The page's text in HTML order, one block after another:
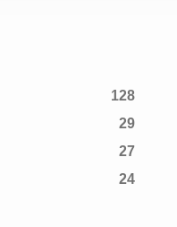
128
29
27
24